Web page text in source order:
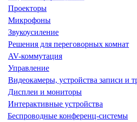
Проекторы
Микрофоны
Звукоусиление
Решения для переговорных комнат
AV-коммутация
Управление
Видеокамеры, устройства записи и
Дисплеи и мониторы
Интерактивные устройства
Беспроводные конференц-системы